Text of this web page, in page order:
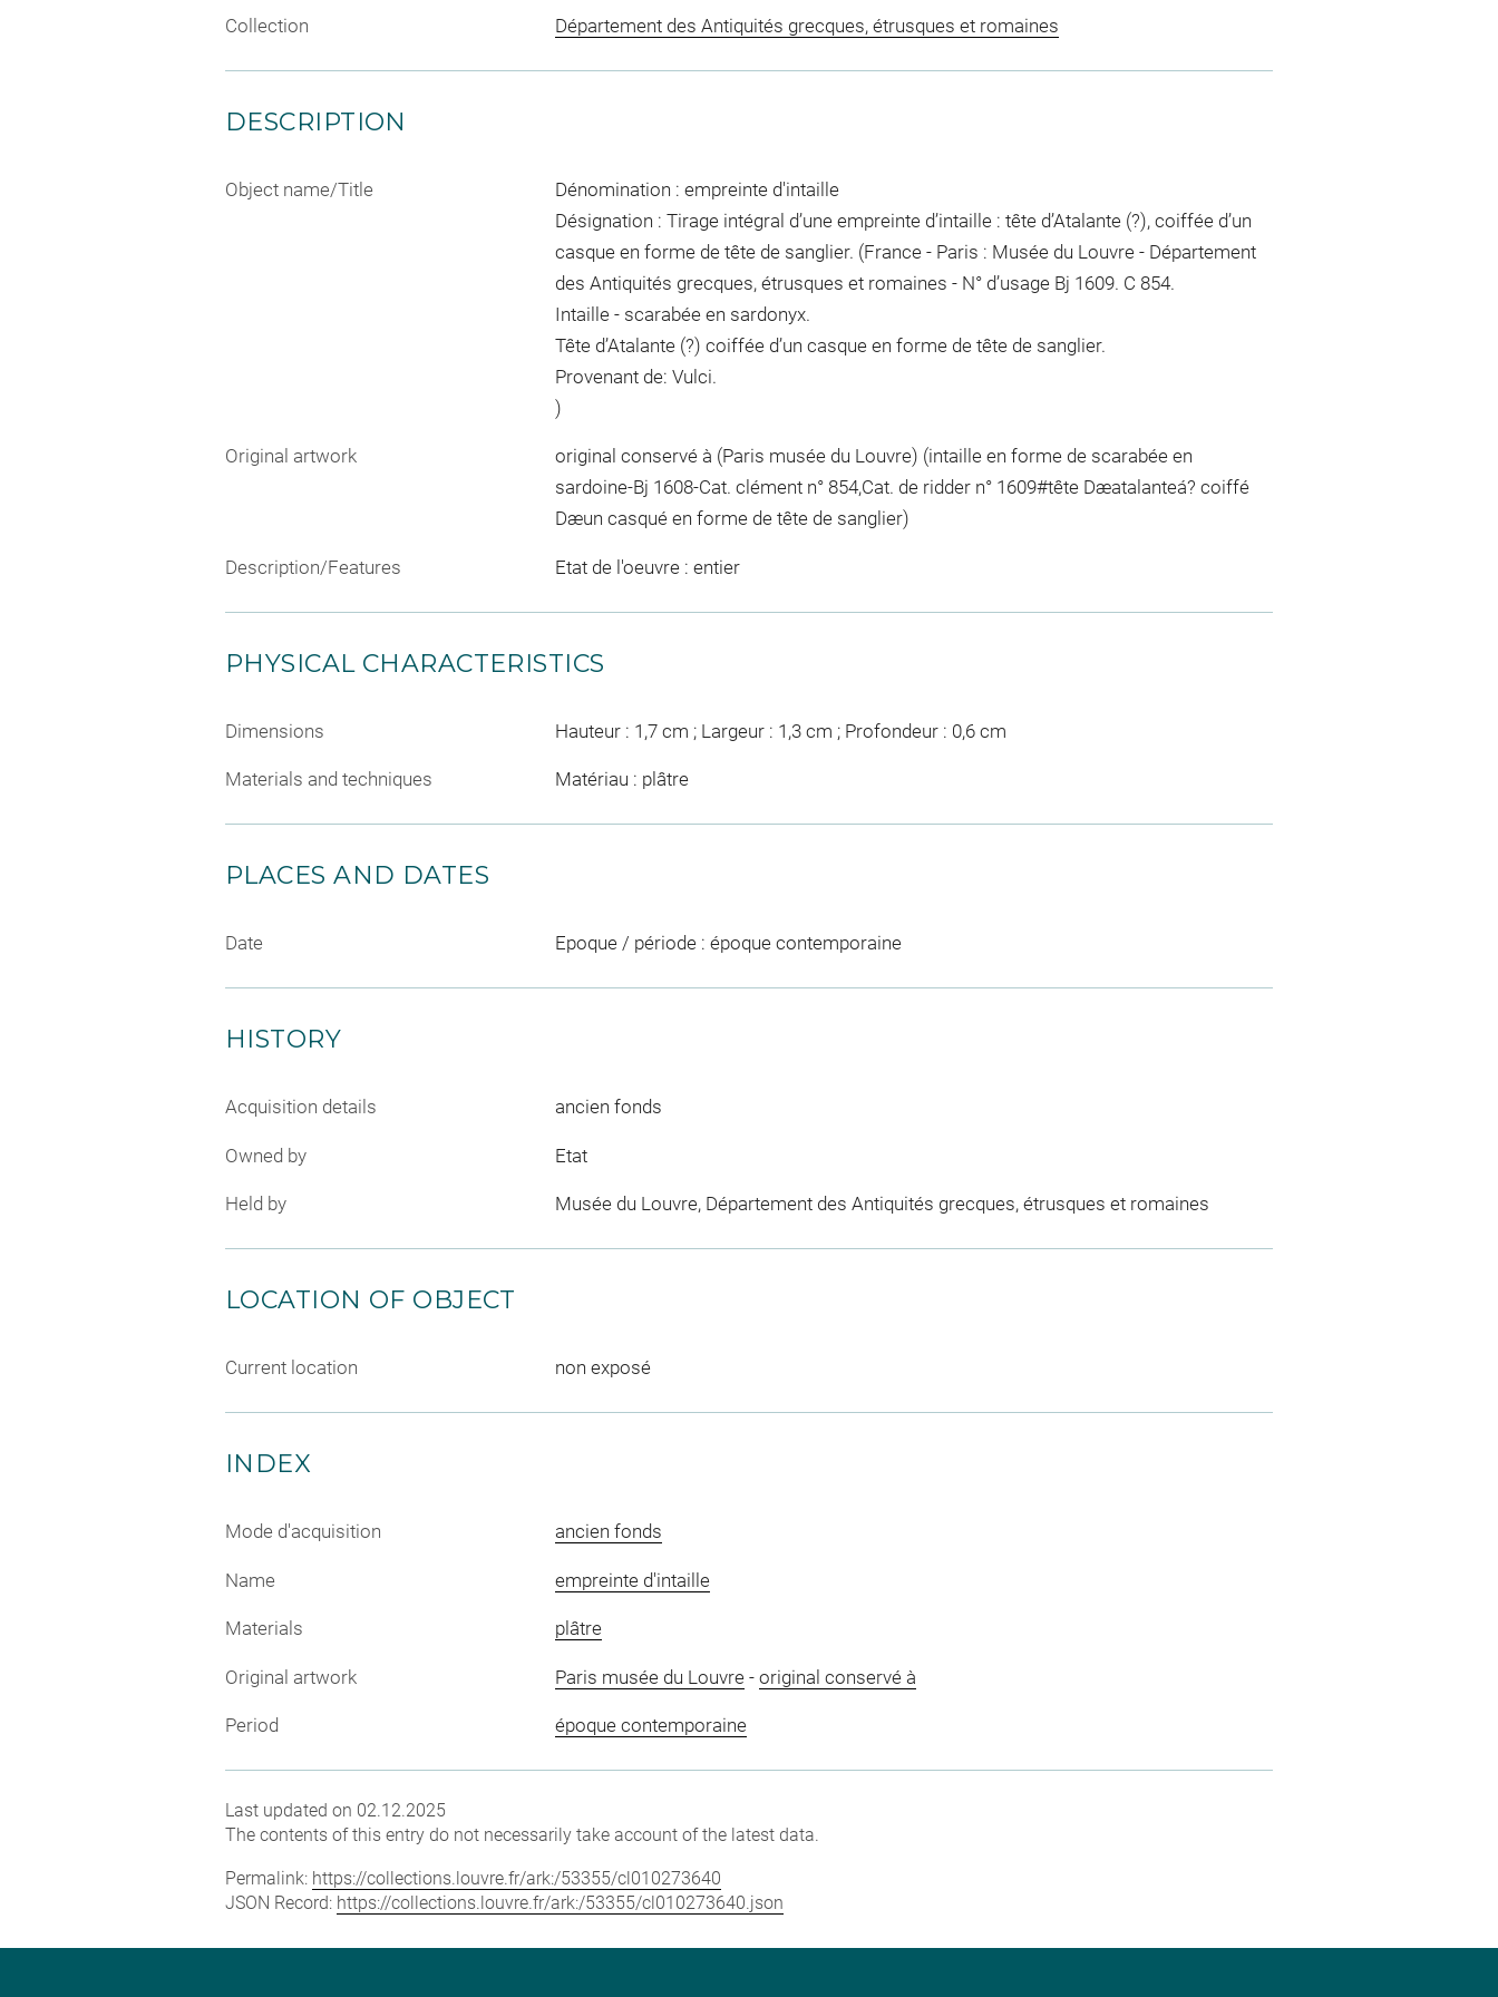
Collection Département des Antiquités grecques, étrusques et romaines
DESCRIPTION
Object name/Title
Dénomination : empreinte d'intaille
Désignation : Tirage intégral d’une empreinte d’intaille : tête d’Atalante (?), coiffée d’un
casque en forme de tête de sanglier. (France - Paris : Musée du Louvre - Département
des Antiquités grecques, étrusques et romaines - N° d’usage Bj 1609. C 854.
Intaille - scarabée en sardonyx.
Tête d’Atalante (?) coiffée d’un casque en forme de tête de sanglier.
Provenant de: Vulci.
)
Original artwork
original conservé à (Paris musée du Louvre) (intaille en forme de scarabée en
sardoine-Bj 1608-Cat. clément n° 854,Cat. de ridder n° 1609#tête Dæatalanteá? coiffé
Dæun casqué en forme de tête de sanglier)
Description/Features Etat de l'oeuvre : entier
PHYSICAL CHARACTERISTICS
Dimensions Hauteur : 1,7 cm ; Largeur : 1,3 cm ; Profondeur : 0,6 cm
Materials and techniques Matériau : plâtre
PLACES AND DATES
Date Epoque / période : époque contemporaine
HISTORY
Acquisition details ancien fonds
Owned by Etat
Held by Musée du Louvre, Département des Antiquités grecques, étrusques et romaines
LOCATION OF OBJECT
Current location non exposé
INDEX
Mode d'acquisition ancien fonds
Name empreinte d'intaille
Materials plâtre
Original artwork Paris musée du Louvre- original conservé à
Period époque contemporaine
Last updated on 02.12.2025
The contents of this entry do not necessarily take account of the latest data.
Permalink: https://collections.louvre.fr/ark:/53355/cl010273640
JSON Record: https://collections.louvre.fr/ark:/53355/cl010273640.json